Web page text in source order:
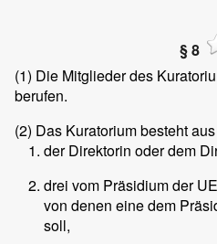
§ 8
(1) Die Mitglieder des
berufen.
(2) Das Kuratorium besteht aus
der Direktorin oder dem
drei vom Präsidium der
von denen eine dem
soll,